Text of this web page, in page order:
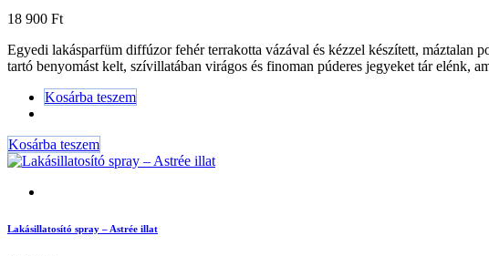
18 900 Ft
Egyedi lakásparfüm diffúzor fehér terrakotta vázával és kézzel készített, máztalan
tartó benyomást kelt, szívillatában virágos és finoman púderes jegyeket tár elénk,
Kosárba teszem
Kosárba teszem
Lakásillatosító spray – Astrée illat